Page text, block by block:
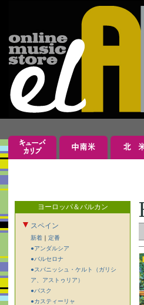
ヨーロッパ＆バルカン
スペイン
新着 ｜ 定番
●アンダルシア
●バルセロナ
●スパニッシュ・ケルト（ガリシ
ア、アストゥリア）
●バスク
●カスティーリャ